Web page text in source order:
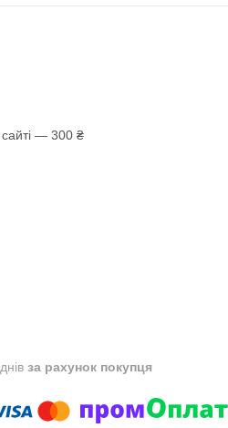
— 300 ₴
за рахунок покупця